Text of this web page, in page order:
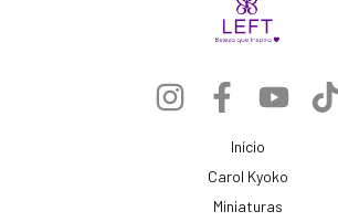
Início
Carol Kyoko
Miniaturas